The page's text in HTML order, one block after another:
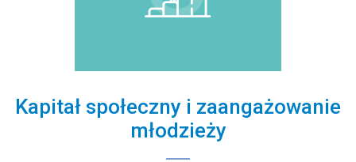
Kapitał społeczny i zaangażowanie
młodzieży